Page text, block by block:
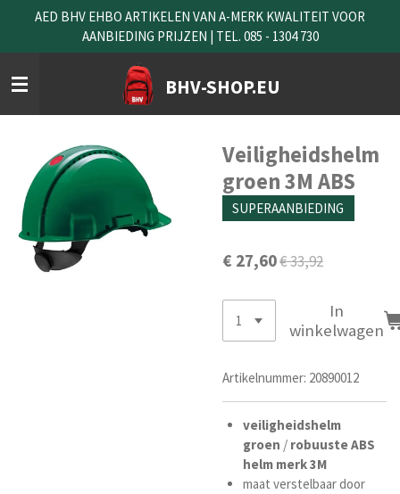
naar
de
hoofdinhoud
BHV-SHOP.EU
AED BHV EHBO ARTIKELEN VAN A-MERK KWALITEIT VOOR
AANBIEDING PRIJZEN | TEL. 085 - 1304 730
Veiligheidshelm
groen 3M ABS
SUPERAANBIEDING
€ 27,60€ 33,92
In
winkelwagen
Artikelnummer: 20890012
veiligheidshelm
groen /robuuste ABS
helm merk 3M
maat verstelbaar door